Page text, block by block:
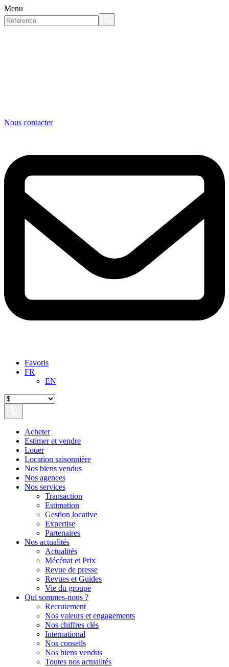
Menu
Nous contacter
Favoris
FR
EN
Acheter
Estimer et vendre
Louer
Location saisonnière
Nos biens vendus
Nos agences
Nos services
Transaction
Estimation
Gestion locative
Expertise
Partenaires
Nos actualités
Actualités
Mécénat et Prix
Revue de presse
Revues et Guides
Vie du groupe
Qui sommes-nous ?
Recrutement
Nos valeurs et engagements
Nos chiffres clés
International
Nos conseils
Nos biens vendus
Toutes nos actualités